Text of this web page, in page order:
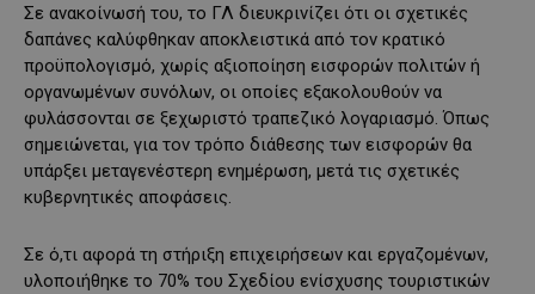
Σε ανακοίνωσή του, το ΓΛ διευκρινίζει ότι οι σχετικές
δαπάνες καλύφθηκαν αποκλειστικά από τον κρατικό
προϋπολογισμό, χωρίς αξιοποίηση εισφορών πολιτών ή
οργανωμένων συνόλων, οι οποίες εξακολουθούν να
φυλάσσονται σε ξεχωριστό τραπεζικό λογαριασμό. Όπως
σημειώνεται, για τον τρόπο διάθεσης των εισφορών θα
υπάρξει μεταγενέστερη ενημέρωση, μετά τις σχετικές
κυβερνητικές αποφάσεις.
Σε ό,τι αφορά τη στήριξη επιχειρήσεων και εργαζομένων,
υλοποιήθηκε το 70% του Σχεδίου ενίσχυσης τουριστικών